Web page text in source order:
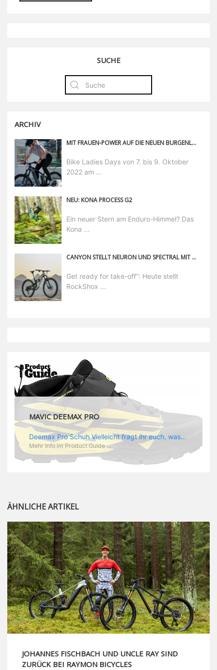
SUCHE
ARCHIV
MIT FRAUEN-POWER AUF DIE NEUEN BURGENLAND TRAILS
Bike Ladies Days von 7. bis 9. Oktober
2022 am ...
NEU: KONA PROCESS G2
Ein neuer Stern am Enduro-Himmel? Das
Kona ...
CANYON STELLT NEURON UND SPECTRAL MIT ROCKSHOX FLIGHT ATTENDANT VOR
Get ready for take-off“: Heute stellt
RockShox ...
MAVIC DEEMAX PRO
Deemax Pro Schuh Vielleicht fragt ihr euch, was ein Schuh mit Deemax zu tun hat? Nun, hier spielt vor allem der Einsatzzweck eine Rolle: Deemax steht für Gravity pur und dafür ist auch der neue Schuh gedacht, der vor allem den Ideen von Downhill Legende Fabien Barel entspricht. Der Schuh soll ganz der Deemax Philosophie entsprechen: kompromisslose Funktion, effizient und hoher Komfort standen auf der Wunschliste von Fabien. Und das kam dabei heraus: - die neue „Energy Grip AM“ Sohle bietet maximale Stabilität und optimalen Grip auf dem Pedal. - die „Ergo Fit“ Innensohle soll super hohen Komfort bieten und optimal sitzen und zwar den ganzen Tag lang. - eine 3D-Mesch-Konstruktion soll den Fuß belüften und sowohl bei Sonne also auch unter kühlen Bedingungen für optimales Fußklima sorgen - die Assymetrische Konstruktion mit höherem Seitenteil innen soll den Knöchel optimal schützen - extra Schutz für die Zehen und die Fersen
Mehr Info im Product Guide ...
ÄHNLICHE ARTIKEL
JOHANNES FISCHBACH UND UNCLE RAY SIND
ZURÜCK BEI RAYMON BICYCLES